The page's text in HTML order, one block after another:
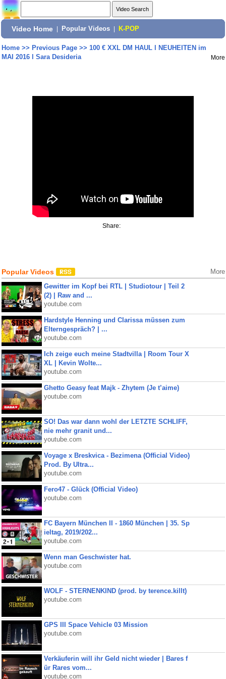
Video Home Popular Videos K-POP
Home>> Previous Page>> 100 € XXL DM HAUL l NEUHEITEN im
MAI 2016 l Sara Desideria
More
Share:
Popular Videos More
Gewitter im Kopf bei RTL | Studiotour | Teil 2
(2) | Raw and ...
youtube.com
Hardstyle Henning und Clarissa müssen zum
Elterngespräch? | ...
youtube.com
Ich zeige euch meine Stadtvilla | Room Tour X
XL | Kevin Wolte...
youtube.com
Ghetto Geasy feat Majk - Zhytem (Je t’aime)
youtube.com
SO! Das war dann wohl der LETZTE SCHLIFF,
nie mehr granit und...
youtube.com
Voyage x Breskvica - Bezimena (Official Video)
Prod. By Ultra...
youtube.com
Fero47 - Glück (Official Video)
youtube.com
FC Bayern München II - 1860 München | 35. Sp
ieltag, 2019/202...
youtube.com
Wenn man Geschwister hat.
youtube.com
WOLF - STERNENKIND (prod. by terence.killt)
youtube.com
GPS III Space Vehicle 03 Mission
youtube.com
Verkäuferin will ihr Geld nicht wieder | Bares f
ür Rares vom...
youtube.com